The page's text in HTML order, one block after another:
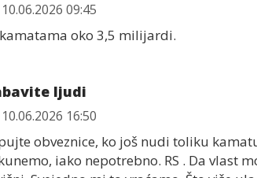
10.06.2026 09:45
oko 3,5 milijardi.
ljudi
10.06.2026 16:50
obveznice, ko još nudi toliku
iako nepotrebno. RS . Da vlast